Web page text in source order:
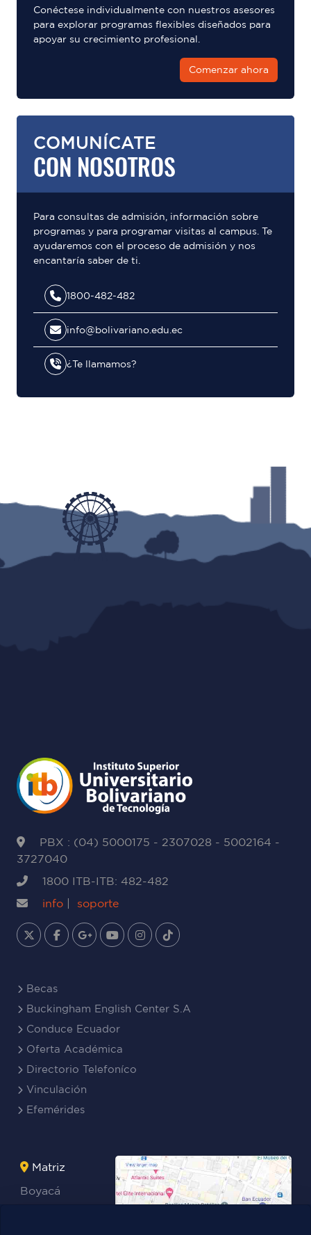
Conéctese individualmente con nuestros asesores
para explorar programas flexibles diseñados para
apoyar su crecimiento profesional.
Comenzar ahora
COMUNÍCATE
CON NOSOTROS
Para consultas de admisión, información sobre
programas y para programar visitas al campus. Te
ayudaremos con el proceso de admisión y nos
encantaría saber de ti.
1800-482-482
info@bolivariano.edu.ec
¿Te llamamos?
PBX : (04) 5000175 - 2307028 - 5002164 -
3727040
1800 ITB-ITB: 482-482
info
soporte
Becas
Buckingham English Center S.A
Conduce Ecuador
Oferta Académica
Directorio Telefoníco
Vinculación
Efemérides
Matriz
Boyacá